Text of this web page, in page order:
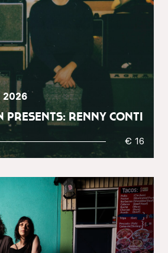
2026
presents: Renny Conti
€ 16